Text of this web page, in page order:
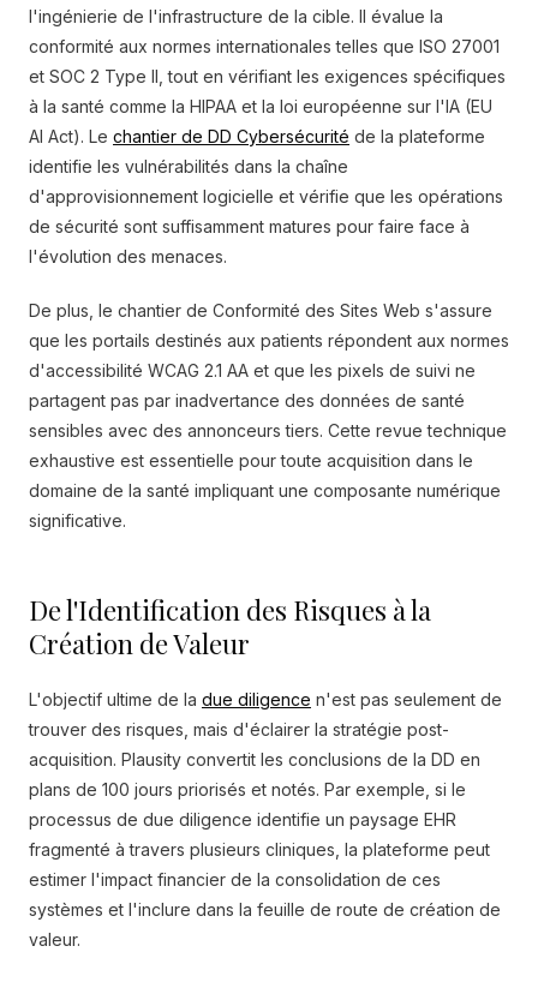
l'ingénierie de l'infrastructure de la cible. Il évalue la
conformité aux normes internationales telles que ISO 27001
et SOC 2 Type II, tout en vérifiant les exigences spécifiques
à la santé comme la HIPAA et la loi européenne sur l'IA (EU
AI Act). Le chantier de DD Cybersécurité de la plateforme
identifie les vulnérabilités dans la chaîne
d'approvisionnement logicielle et vérifie que les opérations
de sécurité sont suffisamment matures pour faire face à
l'évolution des menaces.
De plus, le chantier de Conformité des Sites Web s'assure
que les portails destinés aux patients répondent aux normes
d'accessibilité WCAG 2.1 AA et que les pixels de suivi ne
partagent pas par inadvertance des données de santé
sensibles avec des annonceurs tiers. Cette revue technique
exhaustive est essentielle pour toute acquisition dans le
domaine de la santé impliquant une composante numérique
significative.
De l'Identification des Risques à la
Création de Valeur
L'objectif ultime de la due diligence n'est pas seulement de
trouver des risques, mais d'éclairer la stratégie post-
acquisition. Plausity convertit les conclusions de la DD en
plans de 100 jours priorisés et notés. Par exemple, si le
processus de due diligence identifie un paysage EHR
fragmenté à travers plusieurs cliniques, la plateforme peut
estimer l'impact financier de la consolidation de ces
systèmes et l'inclure dans la feuille de route de création de
valeur.